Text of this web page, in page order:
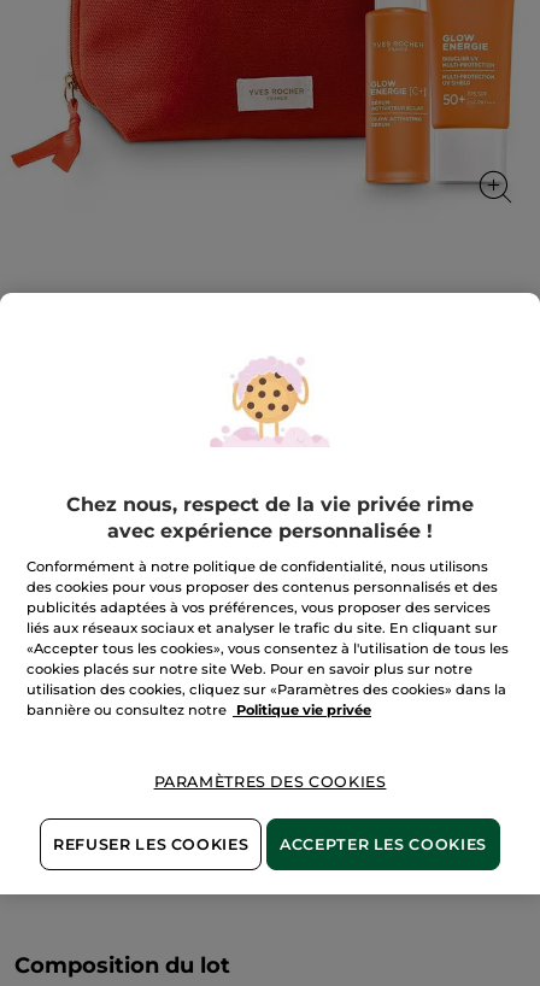
Révélez l’éclat, protégez la jeunesse
★★★★★
★★★★★
les
avis
sur
Glow
-
Éclat
Protection
UV
(674)AJOUTER UN AVIS
39,99 €
Quantité
AJOUTER AU PANIER
Livraison à partir du12/08
Paiement sécurisé
VOIR LES CONDITIONS GÉNÉRALES ICI
Avis clients
Composition du lot
Chez nous, respect de la vie privée rime
avec expérience personnalisée !
Conformément à notre politique de confidentialité, nous utilisons
des cookies pour vous proposer des contenus personnalisés et des
publicités adaptées à vos préférences, vous proposer des services
liés aux réseaux sociaux et analyser le trafic du site. En cliquant sur
«Accepter tous les cookies», vous consentez à l'utilisation de tous les
cookies placés sur notre site Web. Pour en savoir plus sur notre
utilisation des cookies, cliquez sur «Paramètres des cookies» dans la
bannière ou consultez notre
Politique vie privée
PARAMÈTRES DES COOKIES
REFUSER LES COOKIES ACCEPTER LES COOKIES